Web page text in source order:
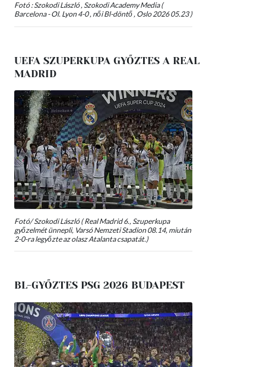
Fotó : Szokodi László , Szokodi Academy Media (
Barcelona - Ol. Lyon 4-0 , női Bl-döntő , Oslo 2026 05.23 )
UEFA SZUPERKUPA GYŐZTES A REAL
MADRID
Fotó/ Szokodi László ( Real Madrid 6., Szuperkupa
győzelmét ünnepli, Varsó Nemzeti Stadion 08.14, miután
2-0-ra legyőzte az olasz Atalanta csapatát.)
BL-GYŐZTES PSG 2026 BUDAPEST